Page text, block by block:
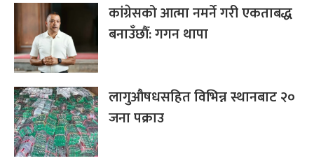
कांग्रेसको आत्मा नमर्ने गरी एकताबद्ध
बनाउँछौँ: गगन थापा
लागुऔषधसहित विभिन्न स्थानबाट २०
जना पक्राउ